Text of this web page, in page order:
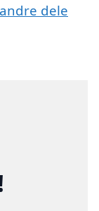
dele